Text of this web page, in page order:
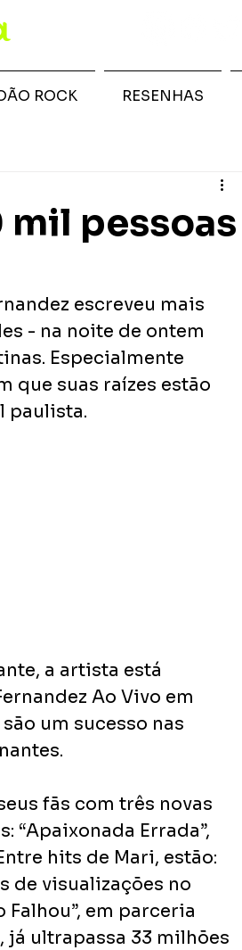
mil pessoas
escreveu mais
- na noite de ontem
Especialmente
que suas raízes estão
paulista.
a artista está
Ao Vivo em
um sucesso nas
fãs com três novas
“Apaixonada Errada”,
hits de Mari, estão:
de visualizações no
Falhou”, em parceria
já ultrapassa 33 milhões
ROCK RESENHAS